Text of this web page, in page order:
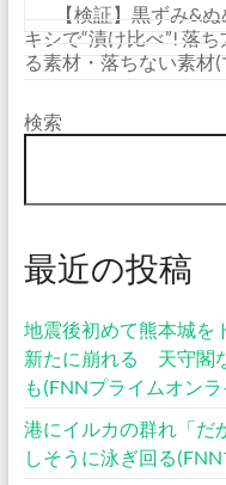
【検証】黒ずみ&
キシで“漬け比べ”! 落
る素材・落ちない素材
検索
最近の投稿
地震後初めて熊本城
新たに崩れる 天守閣
も(FNNプライムオン
港にイルカの群れ「だ
しそうに泳ぎ回る